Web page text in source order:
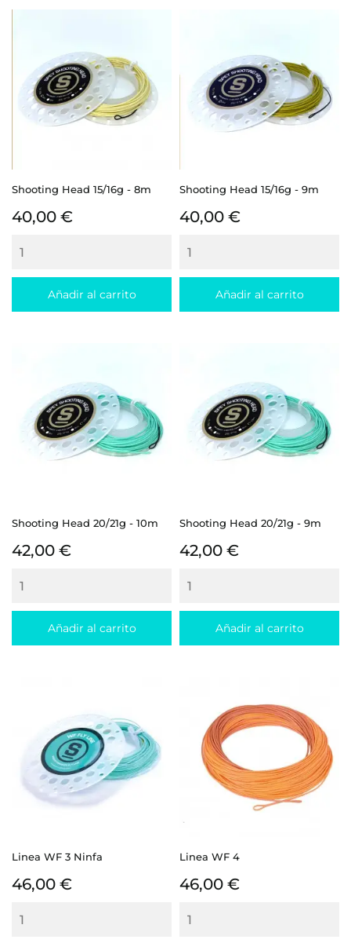
Shooting Head 15/16g - 8m
Precio
40,00 €
Añadir al carrito
Shooting Head 15/16g - 9m
Precio
40,00 €
Añadir al carrito
Shooting Head 20/21g - 10m
Precio
42,00 €
Añadir al carrito
Shooting Head 20/21g - 9m
Precio
42,00 €
Añadir al carrito
Linea WF 3 Ninfa
Precio
46,00 €
Linea WF 4
Precio
46,00 €